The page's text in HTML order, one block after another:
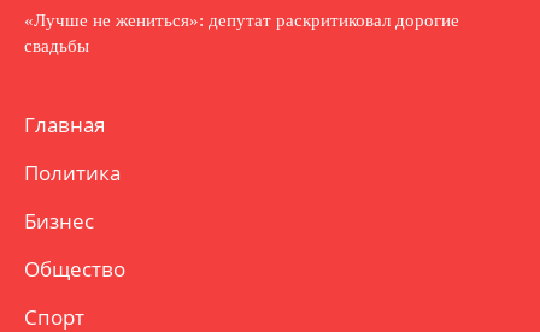
«Лучше не жениться»: депутат раскритиковал дорогие
свадьбы
Главная
Политика
Бизнес
Общество
Спорт